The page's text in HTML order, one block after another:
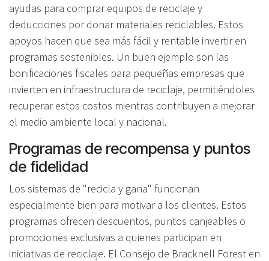
ayudas para comprar equipos de reciclaje y
deducciones por donar materiales reciclables. Estos
apoyos hacen que sea más fácil y rentable invertir en
programas sostenibles. Un buen ejemplo son las
bonificaciones fiscales para pequeñas empresas que
invierten en infraestructura de reciclaje, permitiéndoles
recuperar estos costos mientras contribuyen a mejorar
el medio ambiente local y nacional.
Programas de recompensa y puntos
de fidelidad
Los sistemas de "recicla y gana" funcionan
especialmente bien para motivar a los clientes. Estos
programas ofrecen descuentos, puntos canjeables o
promociones exclusivas a quienes participan en
iniciativas de reciclaje. El Consejo de Bracknell Forest en